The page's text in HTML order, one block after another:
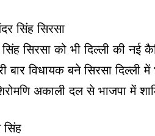
सिंह सिरसा
सिरसा को भी दिल्ली की नई
बार विधायक बने सिरसा
अकाली दल से भाजपा में